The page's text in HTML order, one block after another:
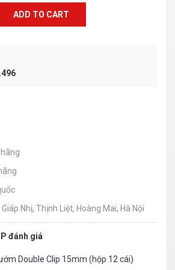
ADD TO CART
Nhị, Thịnh Liệt, Hoàng Mai, Hà Nội
đánh giá
Double Clip 15mm (hộp 12 cái)